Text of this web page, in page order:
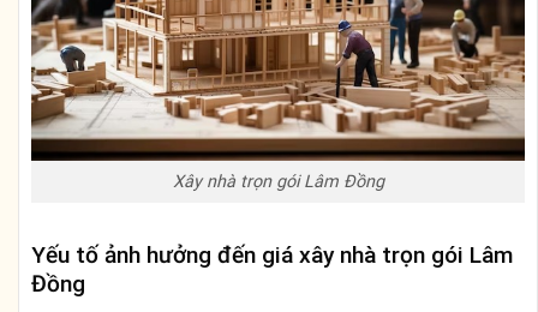
Xây nhà trọn gói Lâm Đồng
Yếu tố ảnh hưởng đến giá xây nhà trọn gói Lâm
Đồng